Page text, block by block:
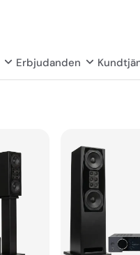
Erbjudanden